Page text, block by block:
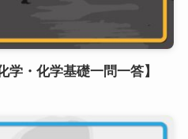
・化学基礎一問一答】